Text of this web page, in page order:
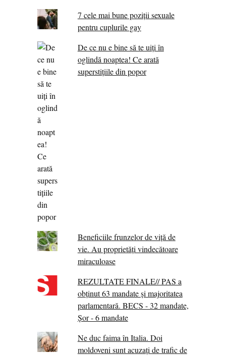
7 cele mai bune poziții sexuale
pentru cuplurile gay
De ce nu e bine să te uiți în
oglindă noaptea! Ce arată
superstițiile din popor
Beneficiile frunzelor de viță de
vie. Au proprietăţi vindecătoare
miraculoase
REZULTATE FINALE// PAS a
obținut 63 mandate și majoritatea
parlamentară. BECS - 32 mandate,
Șor - 6 mandate
Ne duc faima în Italia. Doi
moldoveni sunt acuzați de trafic de